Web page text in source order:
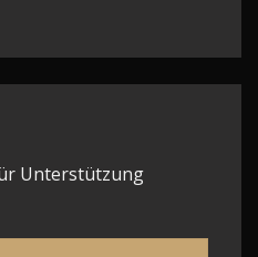
Unterstützung